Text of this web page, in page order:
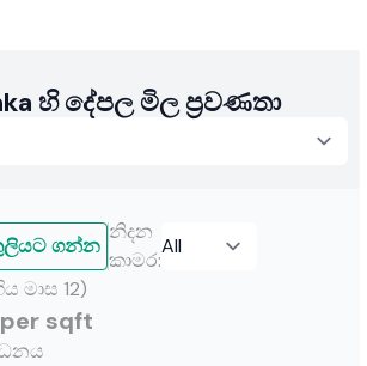
හි දේපල මිල ප්‍රවණතා
ගන්න
නිදන
කාමර:
මාස 12)
sqft